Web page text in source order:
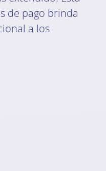
de pago brinda
a los